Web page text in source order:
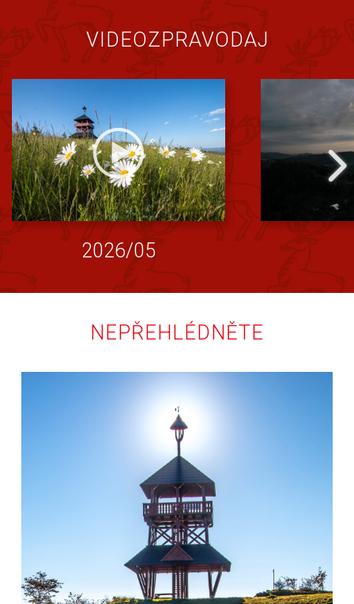
VIDEOZPRAVODAJ
2026/05
NEPŘEHLÉDNĚTE